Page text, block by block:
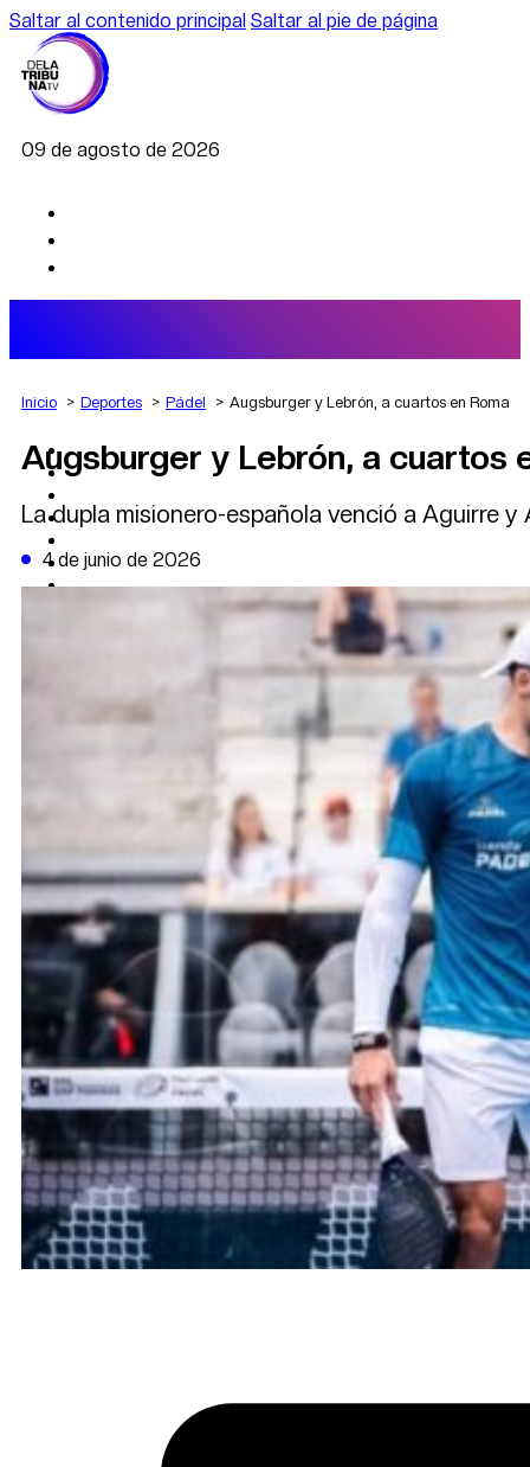
Saltar al contenido principal Saltar al pie de página
09 de agosto de 2026
AGRO
DEPORTES
POLÍTICA
DATA FIRME
DE LA TRIBUNA TV
Inicio Deportes Pádel Augsburger y Lebrón, a cuartos en Roma
Augsburger y Lebrón, a cuartos
La dupla misionero-española venció a Aguirre
4 de junio de 2026